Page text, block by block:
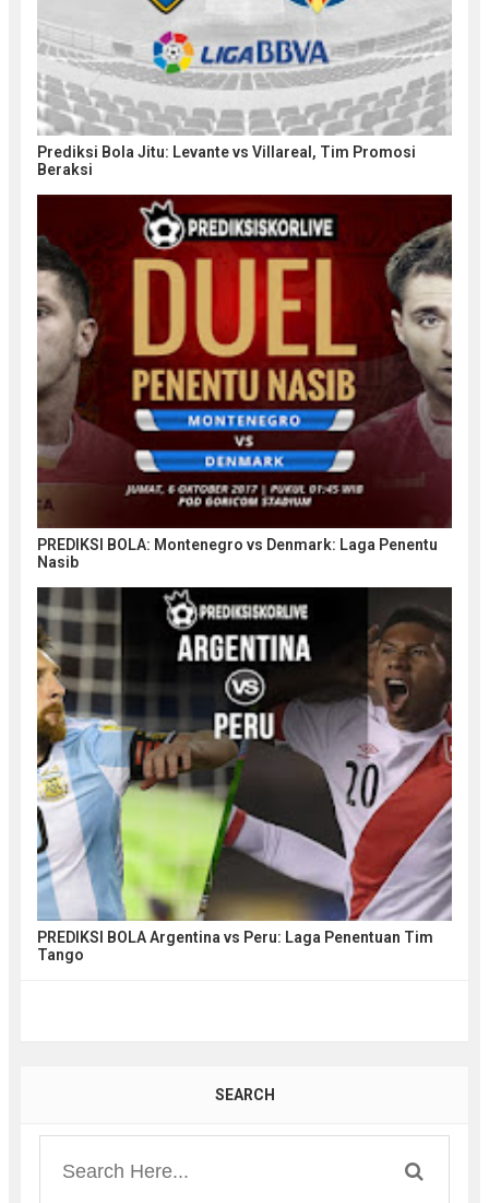
Prediksi Bola Jitu: Levante vs Villareal, Tim Promosi
Beraksi
PREDIKSI BOLA: Montenegro vs Denmark: Laga Penentu
Nasib
PREDIKSI BOLA Argentina vs Peru: Laga Penentuan Tim
Tango
SEARCH